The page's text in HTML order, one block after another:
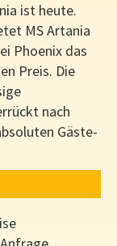
ist heute.
MS Artania
Phoenix das
Preis. Die
nach
Gäste-